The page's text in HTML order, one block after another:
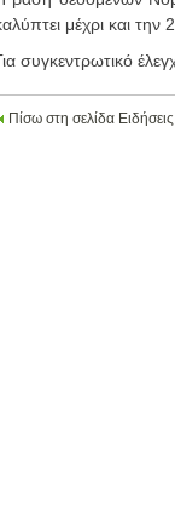
μέχρι και την
συγκεντρωτικό
Πίσω στη σελίδα Ειδήσεις